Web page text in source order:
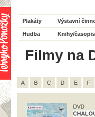
Plakáty Výstavní
Hudba Knihy/
Filmy na
A B C D E F
DVD